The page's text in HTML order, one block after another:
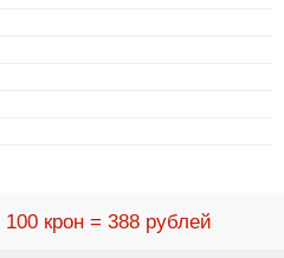
100 крон = 388 рублей